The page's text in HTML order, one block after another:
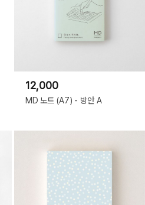
12,000
MD 노트 (A7) - 방안 A